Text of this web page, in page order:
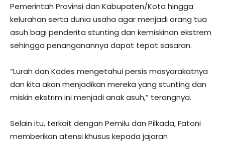
Pemerintah Provinsi dan Kabupaten/Kota hingga
kelurahan serta dunia usaha agar menjadi orang tua
asuh bagi penderita stunting dan kemiskinan ekstrem
sehingga penanganannya dapat tepat sasaran.
“Lurah dan Kades mengetahui persis masyarakatnya
dan kita akan menjadikan mereka yang stunting dan
miskin ekstrim ini menjadi anak asuh,” terangnya.
Selain itu, terkait dengan Pemilu dan Pilkada, Fatoni
memberikan atensi khusus kepada jajaran